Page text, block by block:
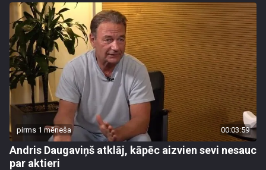
pirms 1 mēneša 00:03:59
Andris Daugaviņš atklāj, kāpēc aizvien sevi nesauc
par aktieri